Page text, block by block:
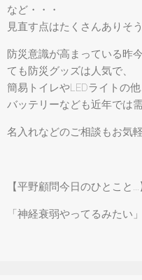
など・・・
見直す点はたくさんありそう
防災意識が高まっている昨
ても防災グッズは人気で、
簡易トイレやLEDライトの
バッテリーなども近年では
名入れなどのご相談もお気軽
【平野顧問今日のひとこと…
「神経衰弱やってるみたい」